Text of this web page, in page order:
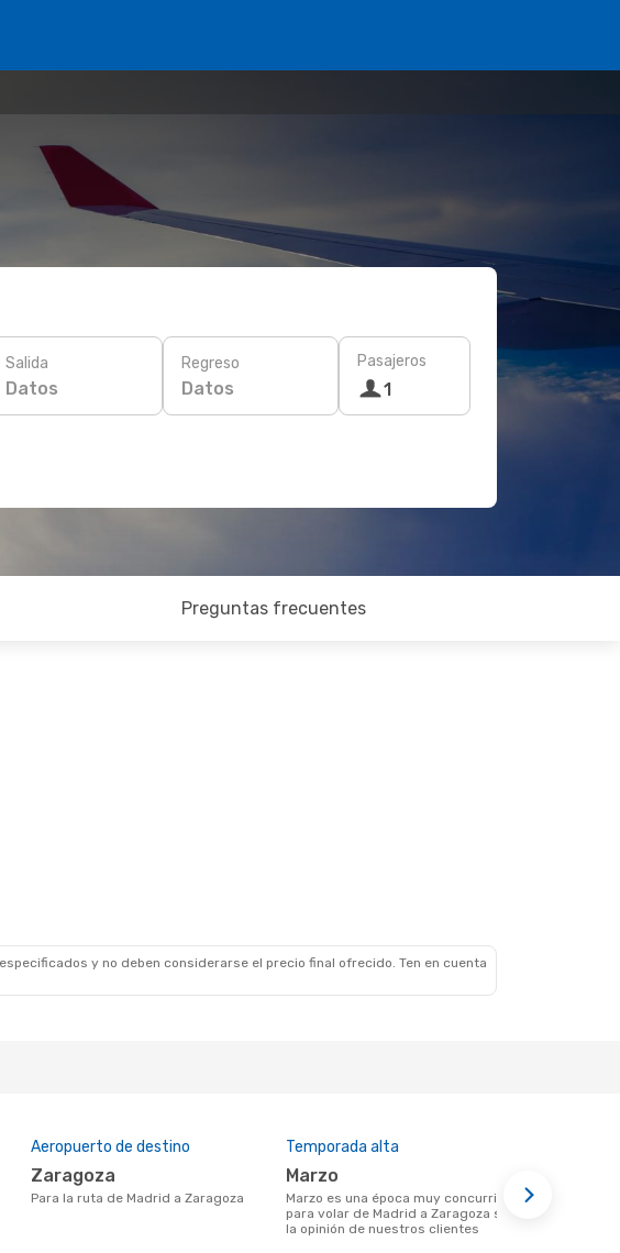
Salida
Datos
Regreso
Datos
Pasajeros
1
Preguntas frecuentes
y no deben considerarse el precio final ofrecido. Ten en cuenta
Aeropuerto de destino
Zaragoza
Para la ruta de Madrid a Zaragoza
Temporada alta
marzo
marzo es una época muy concurrida
para volar de Madrid a Zaragoza según
la opinión de nuestros clientes